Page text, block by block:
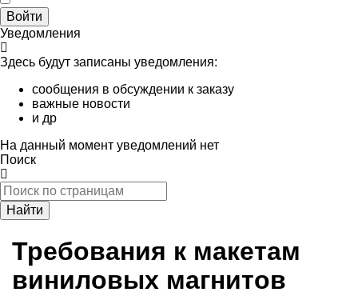
Войти
Уведомления
Здесь будут записаны уведомления:
сообщения в обсуждении к заказу
важные новости
и др
На данный момент уведомлений нет
Поиск
Найти
Требования к макетам
виниловых магнитов